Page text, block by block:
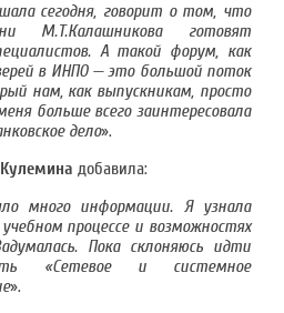
сегодня, говорит о том, что
М.Т.Калашникова готовят
А такой форум, как
в ИНПО — это большой поток
нам, как выпускникам, просто
больше всего заинтересовала
дело».
добавила:
много информации. Я узнала
процессе и возможностях
Пока склоняюсь идти
«Сетевое и системное
».